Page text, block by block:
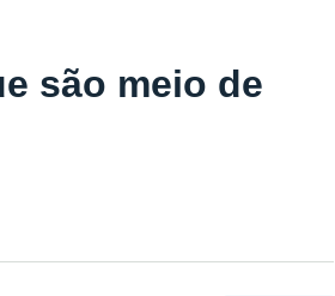
são meio de